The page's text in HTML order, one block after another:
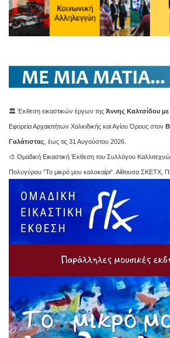
🏛️ Έκθεση εικαστικών έργων της Άννης Καλτσίδου με
Εφορεία Αρχαιοτήτων Χαλκιδικής και Αγίου Όρους στον
Γαλάτιστας , έως τις 31 Αυγούστου 2026.
🎨 Ομαδική Εικαστική Έκθεση του Συλλόγου
Πολυγύρου "Το μικρό μου καλοκαίρι". Αίθουσα ΣΚΕΤΧ,